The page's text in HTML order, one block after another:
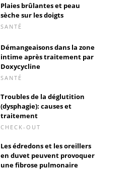
Plaies brûlantes et peau
sèche sur les doigts
SANTÉ
Démangeaisons dans la zone
intime après traitement par
Doxycycline
SANTÉ
Troubles de la déglutition
(dysphagie): causes et
traitement
CHECK-OUT
Les édredons et les oreillers
en duvet peuvent provoquer
une fibrose pulmonaire